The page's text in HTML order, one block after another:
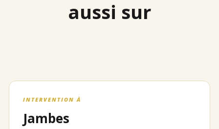
aussi sur
INTERVENTION À
Jambes